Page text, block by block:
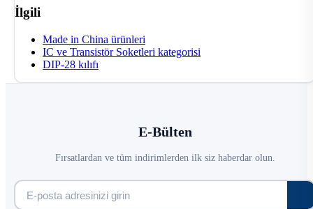
İlgili
Made in China ürünleri
IC ve Transistör Soketleri kategorisi
DIP-28 kılıfı
E-Bülten
Fırsatlardan ve tüm indirimlerden ilk siz haberdar olun.